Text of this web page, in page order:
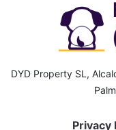
DYD Property SL,
Privacy